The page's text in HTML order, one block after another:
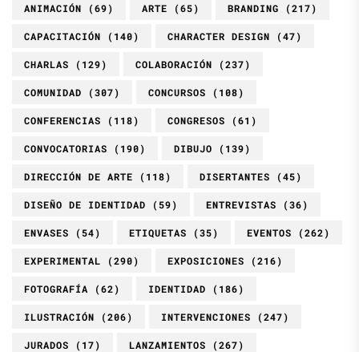
ANIMACIÓN (69) ARTE (65) BRANDING (217)
CAPACITACIÓN (140) CHARACTER DESIGN (47)
CHARLAS (129) COLABORACIÓN (237)
COMUNIDAD (307) CONCURSOS (108)
CONFERENCIAS (118) CONGRESOS (61)
CONVOCATORIAS (190) DIBUJO (139)
DIRECCIÓN DE ARTE (118) DISERTANTES (45)
DISEÑO DE IDENTIDAD (59) ENTREVISTAS (36)
ENVASES (54) ETIQUETAS (35) EVENTOS (262)
EXPERIMENTAL (290) EXPOSICIONES (216)
FOTOGRAFÍA (62) IDENTIDAD (186)
ILUSTRACIÓN (206) INTERVENCIONES (247)
JURADOS (17) LANZAMIENTOS (267)